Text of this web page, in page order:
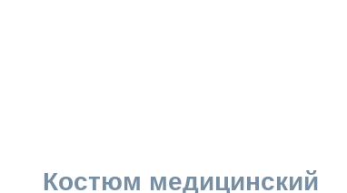
Костюм медицинский